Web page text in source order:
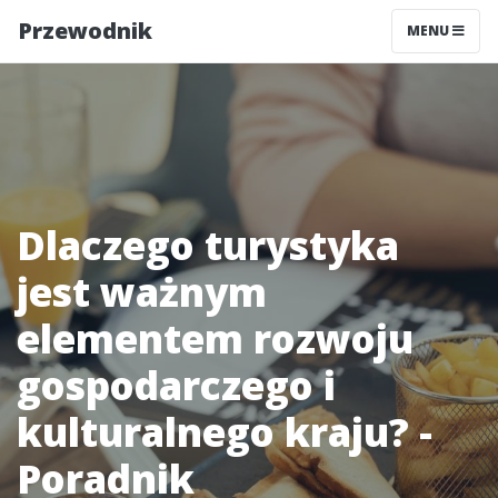
Przewodnik MENU
Dlaczego turystyka
jest ważnym
elementem rozwoju
gospodarczego i
kulturalnego kraju? -
Poradnik